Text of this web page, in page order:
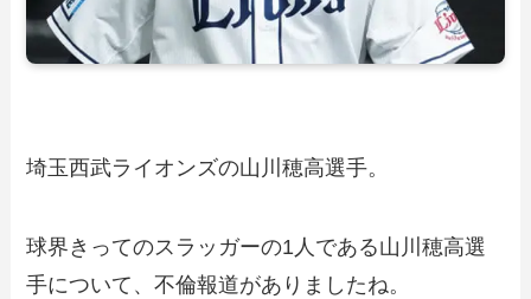
埼玉西武ライオンズの山川穂高選手。
球界きってのスラッガーの1人である山川穂高選
手について、不倫報道がありましたね。